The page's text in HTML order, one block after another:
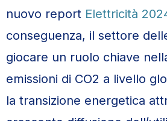
nuovo report Elettricità
conseguenza, il settore
giocare un ruolo chiave
emissioni di CO2 a livello
la transizione energetica